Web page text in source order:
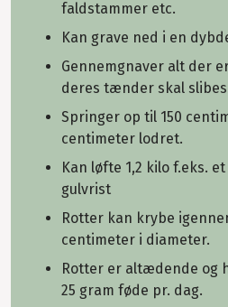
faldstammer etc.
Kan grave ned i en
Gennemgnaver alt der
deres tænder skal
Springer op til 150
centimeter lodret.
Kan løfte 1,2 kilo f.eks.
gulvrist
Rotter kan krybe
centimeter i diameter.
Rotter er altædende og
25 gram føde pr. dag.